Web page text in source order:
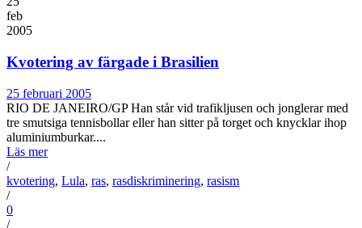
feb
2005
Kvotering av färgade i Brasilien
25 februari 2005
RIO DE JANEIRO/GP Han står vid trafikljusen och jonglerar med
tre smutsiga tennisbollar eller han sitter på torget och knycklar ihop
aluminiumburkar....
Läs mer
/
kvotering, Lula, ras, rasdiskriminering, rasism
/
0
/